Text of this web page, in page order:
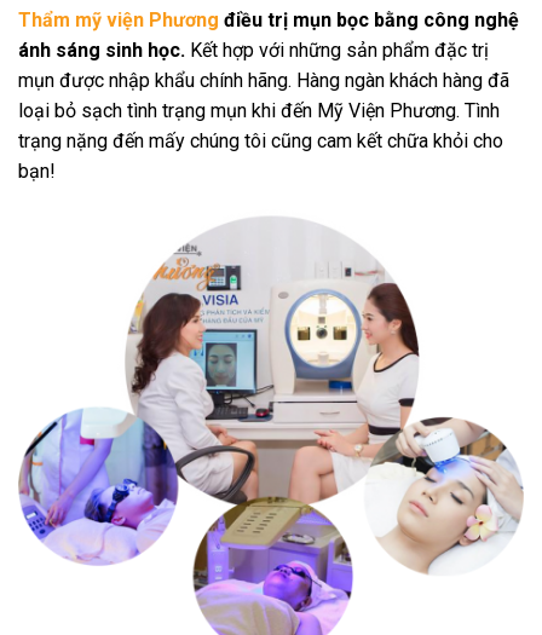
Thẩm mỹ viện Phương điều trị mụn bọc bằng công nghệ
ánh sáng sinh học. Kết hợp với những sản phẩm đặc trị
mụn được nhập khẩu chính hãng. Hàng ngàn khách hàng đã
loại bỏ sạch tình trạng mụn khi đến Mỹ Viện Phương. Tình
trạng nặng đến mấy chúng tôi cũng cam kết chữa khỏi cho
bạn!